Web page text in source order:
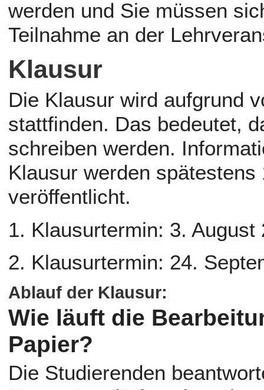
werden und Sie müssen
Teilnahme an der
Klausur
Die Klausur wird aufgrund
stattfinden. Das bedeutet,
schreiben werden.
Klausur werden spätestens
veröffentlicht.
1. Klausurtermin: 3.
2. Klausurtermin: 24.
Ablauf der Klausur:
Wie läuft die
Papier?
Die Studierenden